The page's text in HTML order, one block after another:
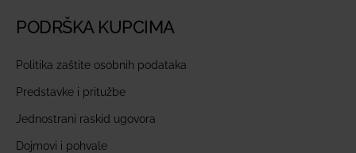
PODRŠKA KUPCIMA
Politika zaštite osobnih podataka
Predstavke i pritužbe
Jednostrani raskid ugovora
Dojmovi i pohvale